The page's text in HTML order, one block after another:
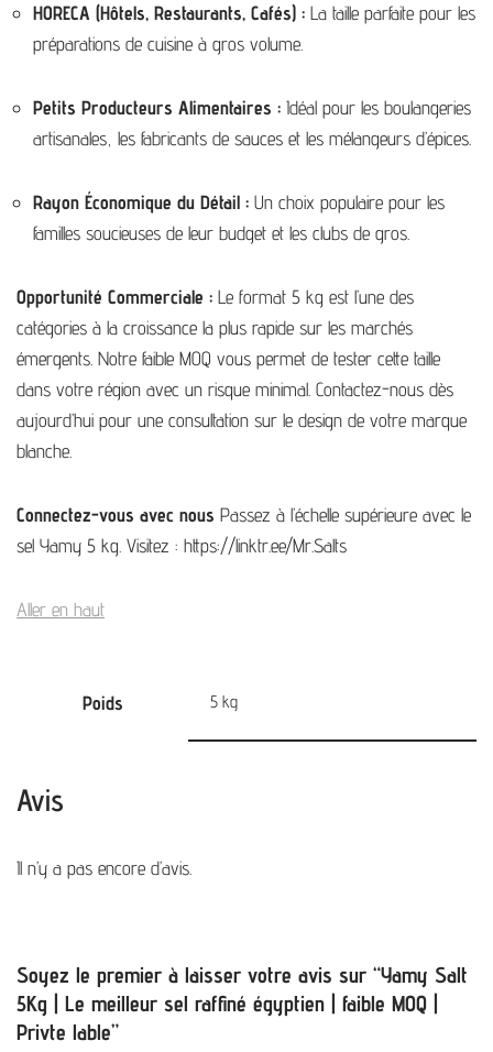
HORECA (Hôtels, Restaurants, Cafés) : La taille parfaite pour les
préparations de cuisine à gros volume.
Petits Producteurs Alimentaires : Idéal pour les boulangeries
artisanales, les fabricants de sauces et les mélangeurs d’épices.
Rayon Économique du Détail : Un choix populaire pour les
familles soucieuses de leur budget et les clubs de gros.
Opportunité Commerciale : Le format 5 kg est l’une des
catégories à la croissance la plus rapide sur les marchés
émergents. Notre faible MOQ vous permet de tester cette taille
dans votre région avec un risque minimal. Contactez-nous dès
aujourd’hui pour une consultation sur le design de votre marque
blanche.
Connectez-vous avec nous Passez à l’échelle supérieure avec le
sel Yamy 5 kg. Visitez : https://linktr.ee/Mr.Salts
Aller en haut
Poids 5 kg
Avis
Il n’y a pas encore d’avis.
Soyez le premier à laisser votre avis sur “Yamy Salt
5Kg | Le meilleur sel raffiné égyptien | faible MOQ |
Privte lable”